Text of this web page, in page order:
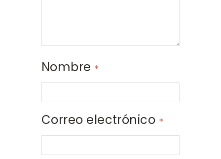
Nombre *
Correo electrónico *